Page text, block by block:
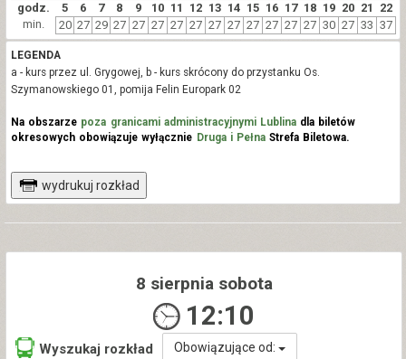
godz. 5 6 7 8 9 10 11 12 13 14 15 16 17 18 19 20 21 22
min. 20 27 29 27 27 27 27 27 27 27 27 27 27 27 30 27 33 37
LEGENDA
a - kurs przez ul. Grygowej, b - kurs skrócony do przystanku Os.
Szymanowskiego 01, pomija Felin Europark 02
Na obszarze poza granicami administracyjnymi Lublinadla biletów
okresowych obowiązuje wyłącznie Druga i PełnaStrefa Biletowa.
wydrukuj rozkład
8 sierpnia sobota
12:10
Wyszukaj rozkład Obowiązujące od: